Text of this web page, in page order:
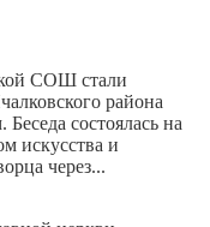
СОШ стали
района
состоялась на
искусства и
через...